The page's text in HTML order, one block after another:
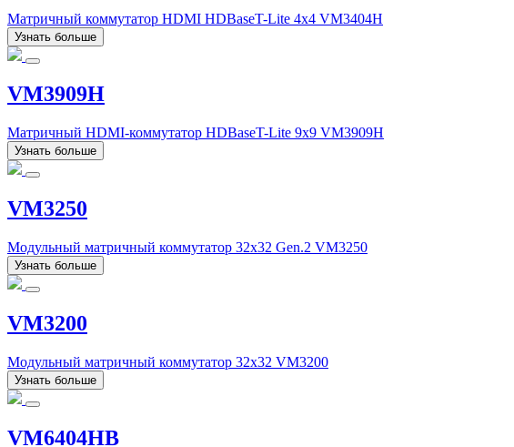
Матричный коммутатор HDMI HDBaseT-Lite 4х4 VM3404H
Узнать больше
VM3909H
Матричный HDMI-коммутатор HDBaseT-Lite 9х9 VM3909H
Узнать больше
VM3250
Модульный матричный коммутатор 32x32 Gen.2 VM3250
Узнать больше
VM3200
Модульный матричный коммутатор 32x32 VM3200
Узнать больше
VM6404HB